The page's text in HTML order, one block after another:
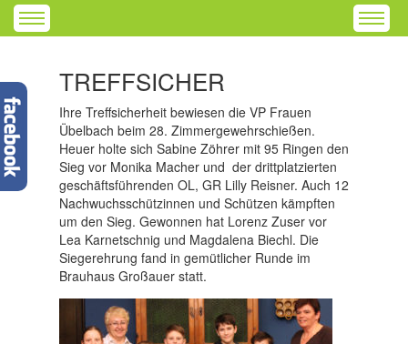
TREFFSICHER
Ihre Treffsicherheit bewiesen die VP Frauen
Übelbach beim 28. Zimmergewehrschießen.
Heuer holte sich Sabine Zöhrer mit 95 Ringen den
Sieg vor Monika Macher und der drittplatzierten
geschäftsführenden OL, GR Lilly Reisner. Auch 12
Nachwuchsschützinnen und Schützen kämpften
um den Sieg. Gewonnen hat Lorenz Zuser vor
Lea Karnetschnig und Magdalena Biechl. Die
Siegerehrung fand in gemütlicher Runde im
Brauhaus Großauer statt.